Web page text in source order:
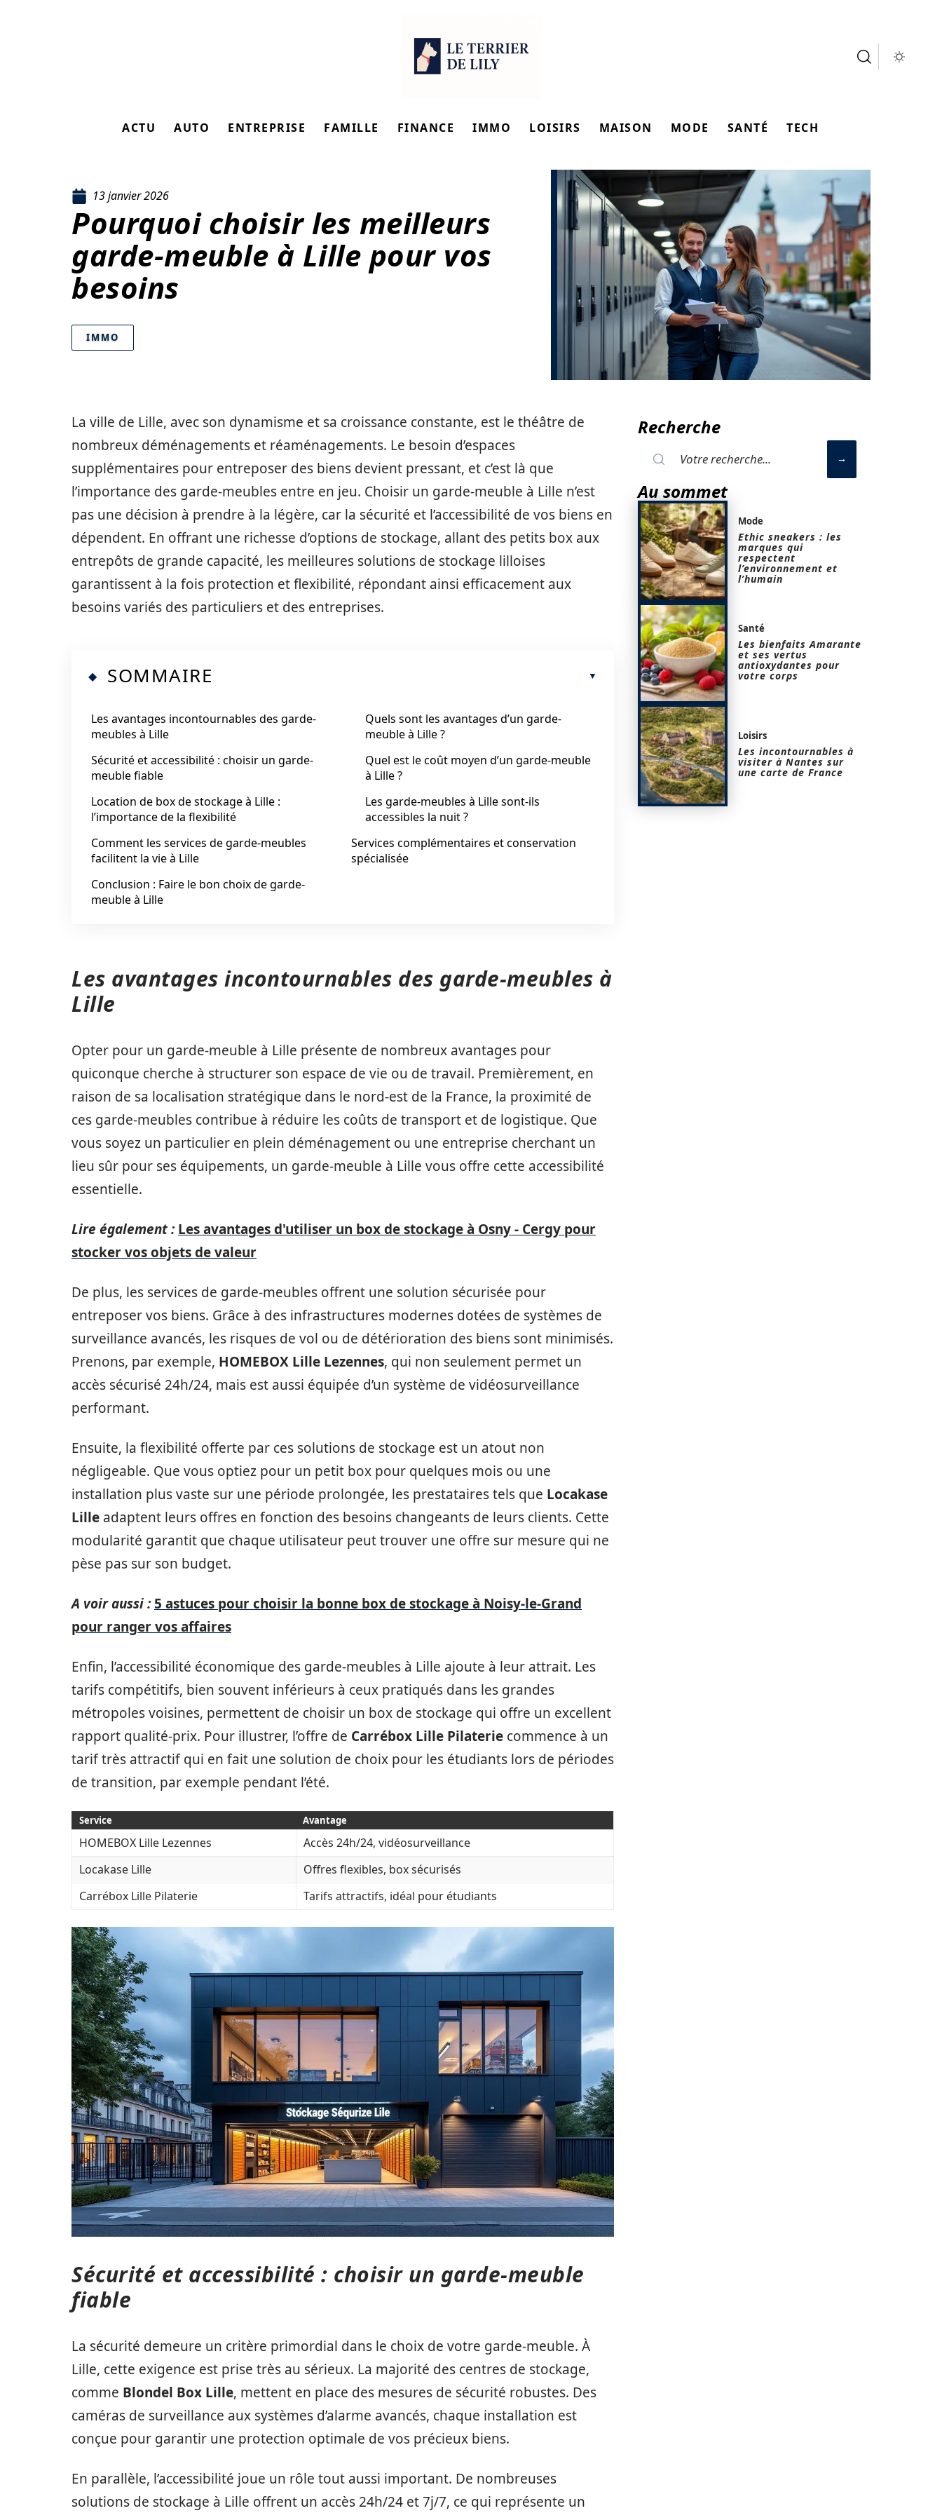
ACTU AUTO ENTREPRISE FAMILLE FINANCE IMMO LOISIRS MAISON MODE SANTÉ TECH
13 janvier 2026
Pourquoi choisir les meilleurs
garde-meuble à Lille pour vos
besoins
IMMO
La ville de Lille, avec son dynamisme et sa croissance constante, est le théâtre de
nombreux déménagements et réaménagements. Le besoin d’espaces
supplémentaires pour entreposer des biens devient pressant, et c’est là que
l’importance des garde-meubles entre en jeu. Choisir un garde-meuble à Lille n’est
pas une décision à prendre à la légère, car la sécurité et l’accessibilité de vos biens en
dépendent. En offrant une richesse d’options de stockage, allant des petits box aux
entrepôts de grande capacité, les meilleures solutions de stockage lilloises
garantissent à la fois protection et flexibilité, répondant ainsi efficacement aux
besoins variés des particuliers et des entreprises.
SOMMAIRE
Les avantages incontournables des garde-
meubles à Lille
Sécurité et accessibilité : choisir un garde-
meuble fiable
Location de box de stockage à Lille :
l’importance de la flexibilité
Comment les services de garde-meubles
facilitent la vie à Lille
Conclusion : Faire le bon choix de garde-
meuble à Lille
Quels sont les avantages d’un garde-
meuble à Lille ?
Quel est le coût moyen d’un garde-meuble
à Lille ?
Les garde-meubles à Lille sont-ils
accessibles la nuit ?
Services complémentaires et conservation
spécialisée
Les avantages incontournables des garde-meubles à
Lille
Opter pour un garde-meuble à Lille présente de nombreux avantages pour
quiconque cherche à structurer son espace de vie ou de travail. Premièrement, en
raison de sa localisation stratégique dans le nord-est de la France, la proximité de
ces garde-meubles contribue à réduire les coûts de transport et de logistique. Que
vous soyez un particulier en plein déménagement ou une entreprise cherchant un
lieu sûr pour ses équipements, un garde-meuble à Lille vous offre cette accessibilité
essentielle.
Lire également : Les avantages d'utiliser un box de stockage à Osny - Cergy pour
stocker vos objets de valeur
De plus, les services de garde-meubles offrent une solution sécurisée pour
entreposer vos biens. Grâce à des infrastructures modernes dotées de systèmes de
surveillance avancés, les risques de vol ou de détérioration des biens sont minimisés.
Prenons, par exemple, HOMEBOX Lille Lezennes, qui non seulement permet un
accès sécurisé 24h/24, mais est aussi équipée d’un système de vidéosurveillance
performant.
Ensuite, la flexibilité offerte par ces solutions de stockage est un atout non
négligeable. Que vous optiez pour un petit box pour quelques mois ou une
installation plus vaste sur une période prolongée, les prestataires tels que Locakase
Lille adaptent leurs offres en fonction des besoins changeants de leurs clients. Cette
modularité garantit que chaque utilisateur peut trouver une offre sur mesure qui ne
pèse pas sur son budget.
A voir aussi : 5 astuces pour choisir la bonne box de stockage à Noisy-le-Grand
pour ranger vos affaires
Enfin, l’accessibilité économique des garde-meubles à Lille ajoute à leur attrait. Les
tarifs compétitifs, bien souvent inférieurs à ceux pratiqués dans les grandes
métropoles voisines, permettent de choisir un box de stockage qui offre un excellent
rapport qualité-prix. Pour illustrer, l’offre de Carrébox Lille Pilaterie commence à un
tarif très attractif qui en fait une solution de choix pour les étudiants lors de périodes
de transition, par exemple pendant l’été.
Service Avantage
HOMEBOX Lille Lezennes
Accès 24h/24, vidéosurveillance
Locakase Lille
Offres flexibles, box sécurisés
Carrébox Lille Pilaterie
Tarifs attractifs, idéal pour étudiants
Sécurité et accessibilité : choisir un garde-meuble
fiable
La sécurité demeure un critère primordial dans le choix de votre garde-meuble. À
Lille, cette exigence est prise très au sérieux. La majorité des centres de stockage,
comme Blondel Box Lille, mettent en place des mesures de sécurité robustes. Des
caméras de surveillance aux systèmes d’alarme avancés, chaque installation est
conçue pour garantir une protection optimale de vos précieux biens.
En parallèle, l’accessibilité joue un rôle tout aussi important. De nombreuses
solutions de stockage à Lille offrent un accès 24h/24 et 7j/7, ce qui représente un
Recherche
Au sommet
Mode
Ethic sneakers : les
marques qui
respectent
l’environnement et
l’humain
Santé
Les bienfaits Amarante
et ses vertus
antioxydantes pour
votre corps
Loisirs
Les incontournables à
visiter à Nantes sur
une carte de France